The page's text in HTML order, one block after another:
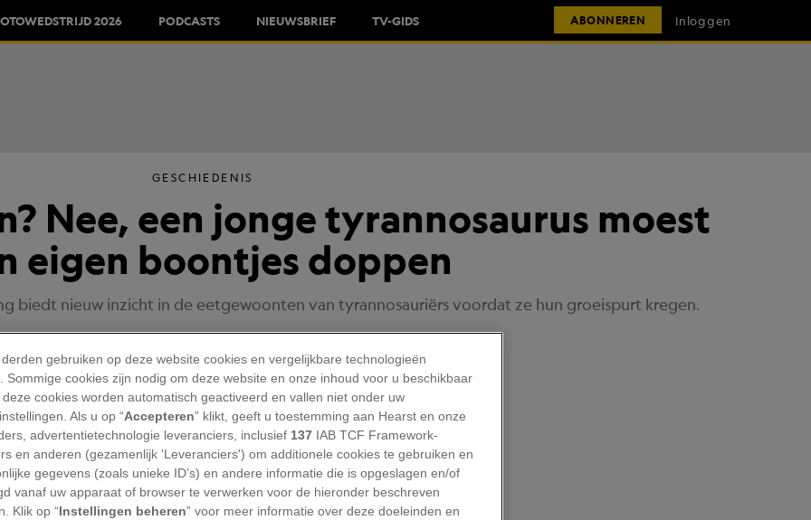
2026 PODCASTS NIEUWSBRIEF TV-GIDS ABONNEREN Inloggen
GESCHIEDENIS
Nee, een jonge tyrannosaurus moest
eigen boontjes doppen
biedt nieuw inzicht in de eetgewoonten van tyrannosauriërs voordat ze hun groeispurt kregen.
OF PALAEONTOLOGY
bottenbrekers. Met hun gigantische
grootste prooien te lijf, en karkassen
gebruiken op deze website cookies en vergelijkbare technologieën
Sommige cookies zijn nodig om deze website en onze inhoud voor u beschikbaar
cookies worden automatisch geactiveerd en vallen niet onder uw
Als u op “Accepteren” klikt, geeft u toestemming aan Hearst en onze
advertentietechnologie leveranciers, inclusief 137 IAB TCF Framework-
en anderen (gezamenlijk 'Leveranciers') om additionele cookies te gebruiken en
gegevens (zoals unieke ID’s) en andere informatie die is opgeslagen en/of
vanaf uw apparaat of browser te verwerken voor de hieronder beschreven
Klik op “Instellingen beheren” voor meer informatie over deze doeleinden en